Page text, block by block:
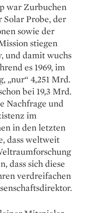
war Zurbuchen
Solar Probe, der
sowie der
stiegen
und damit wuchs
es 1969, im
„nur“ 4,251 Mrd.
bei 19,3 Mrd.
Nachfrage und
im
in den letzten
dass weltweit
dass sich diese
verdreifachen